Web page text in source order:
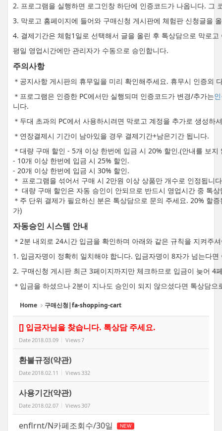
2. 프로그램을 실행하면 로그인창 하단에 인증코드가 나옵니다. 그
3. 막로고 홈페이지에 들어와 구매신청 게시판에 체험판 신청글을
4. 결제기간은 체험1일로 선택해서 글을 올린 후 톡상담으로 막로
평일 영업시간에만 관리자가 수동으로 승인합니다.
주의사항
＊공지사항 게시판의 휴무일을 미리 확인해주세요. 휴무시 인증외
＊프로그램은 인증한 PC에서만 실행되며 인증코드가 변경/추가는
니다.
＊두대 초과의 PC에서 사용하시려면 막로고 계정을 추가로 생성
＊연장결제시 기간이 남아있을 경우 결제기간+남은기간 됩니다.
＊대량 구매 할인 - 5개 이상 한번에 입금 시 20% 할인.(안내를 보
- 10개 이상 한번에 입금 시 25% 할인.
- 20개 이상 한번에 입금 시 30% 할인.
＊ 프로그램을 섞어서 구매 시 2만원 이상 상품만 개수로 인정됩니
＊ 대량 구매 할인은 자동 승인이 안되므로 반드시 영업시간 중 톡
＊주 단위 결제가 필요하신 분은 톡상담으로 문의 주세요. 20% 할
가)
자동승인 시스템 안내
＊2분 내외로 24시간 입금을 확인하며 아래와 같은 규칙을 지켜주
1. 입금자명이 정확히 일치해야 합니다. 입금자명이 8자가 넘는다
2. 구매신청 게시판 최근 3페이지까지만 체크하므로 입금이 늦어 4
＊입금을 하셨으나 2분이 지나도 승인이 되지 않으셨다면 톡상담
Home 구매신청|fa-shopping-cart
[] 입금자님을 찾습니다. 톡상담 주세요.
Date 2018.03.09 Views7
환불규정(약관)
Date 2018.02.11 Views 332
사용기간(약관)
Date 2018.02.07 Views 307
enflrnt/N카페조회수/30일 NEW